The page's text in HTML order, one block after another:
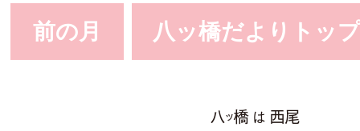
前の月 八ッ橋だよりトッ